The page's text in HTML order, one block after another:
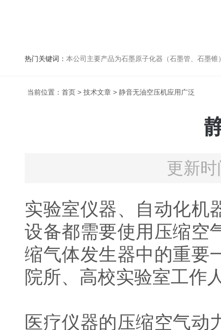
热门关键词： 本公司主要产品为石墨原子化器（石墨管、石墨锥）、元素空心阴极灯、氘灯、空心
当前位置： 首页 > 技术文章 > 静音无油空压机应用广泛
更新
实验室仪器、自动化机
设备都需要使用压缩空
缩气体发生器中的重要
院所、高校实验室工作
医疗仪器的压缩空气动